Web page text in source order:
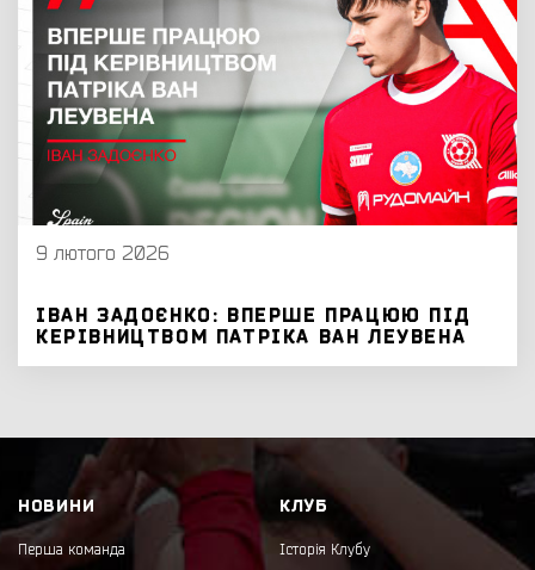
9 лютого 2026
ІВАН ЗАДОЄНКО: ВПЕРШЕ ПРАЦЮЮ ПІД
КЕРІВНИЦТВОМ ПАТРІКА ВАН ЛЕУВЕНА
НОВИНИ
Перша команда
КЛУБ
Історія Клубу